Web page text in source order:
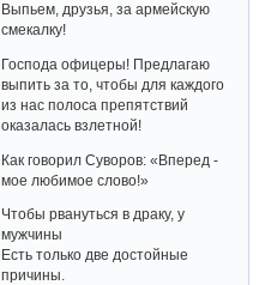
Выпьем, друзья, за армейскую
смекалку!
Господа офицеры! Предлагаю
выпить за то, чтобы для каждого
из нас полоса препятствий
оказалась взлетной!
Как говорил Суворов: «Вперед -
мое любимое слово!»
Чтобы рвануться в драку, у
мужчины
Есть только две достойные
причины.